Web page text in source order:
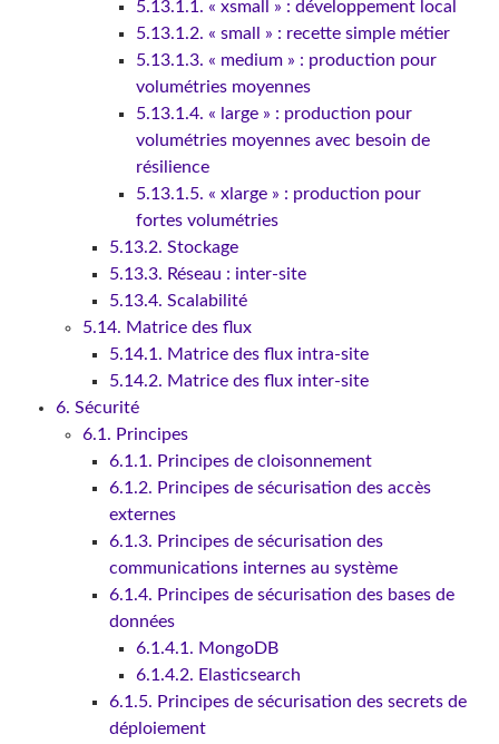
5.13.1.1. « xsmall » : développement local
5.13.1.2. « small » : recette simple métier
5.13.1.3. « medium » : production pour
volumétries moyennes
5.13.1.4. « large » : production pour
volumétries moyennes avec besoin de
résilience
5.13.1.5. « xlarge » : production pour
fortes volumétries
5.13.2. Stockage
5.13.3. Réseau : inter-site
5.13.4. Scalabilité
5.14. Matrice des flux
5.14.1. Matrice des flux intra-site
5.14.2. Matrice des flux inter-site
6. Sécurité
6.1. Principes
6.1.1. Principes de cloisonnement
6.1.2. Principes de sécurisation des accès
externes
6.1.3. Principes de sécurisation des
communications internes au système
6.1.4. Principes de sécurisation des bases de
données
6.1.4.1. MongoDB
6.1.4.2. Elasticsearch
6.1.5. Principes de sécurisation des secrets de
déploiement